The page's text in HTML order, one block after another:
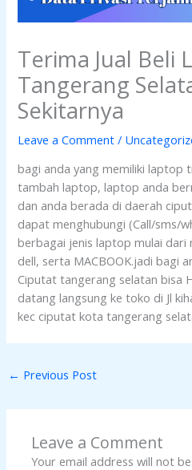
Terima Jual Beli
Tangerang
Sekitarnya
Leave a Comment /
bagi anda yang memiliki laptop
tambah laptop, laptop anda
dan anda berada di daerah
dapat menghubungi (Call/sms/
berbagai jenis laptop mulai dari
dell, serta MACBOOK.jadi bagi
Ciputat tangerang selatan bisa
datang langsung ke toko di Jl
kec ciputat kota tangerang
← Previous Post
Leave a Comment
Your email address will not